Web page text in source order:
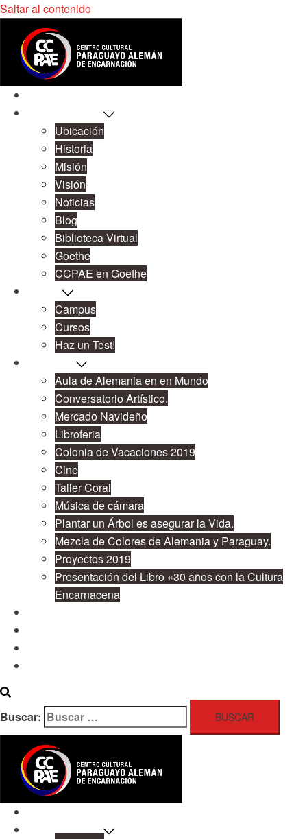
Saltar al contenido
Ubicación
Historia
Misión
Visión
Noticias
Blog
Biblioteca Virtual
Goethe
CCPAE en Goethe
Campus
Cursos
Haz un Test!
Aula de Alemania en en Mundo
Conversatorio Artístico.
Mercado Navideño
Libroferia
Colonia de Vacaciones 2019
Cine
Taller Coral
Música de cámara
Plantar un Árbol es asegurar la Vida.
Mezcla de Colores de Alemania y Paraguay.
Proyectos 2019
Presentación del Libro «30 años con la Cultura
Encarnacena
Buscar:
Sobre Nosotros